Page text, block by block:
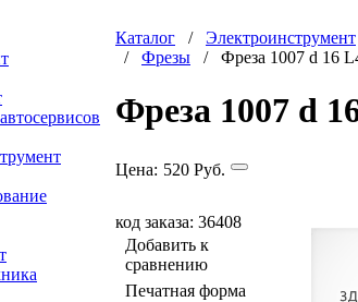
Каталог / Электроинструмент
/ Фрезы / Фреза 1007 d 16
Фреза 1007 d
Цена: 520 Руб.
код заказа: 36408
Добавить к
сравнению
Печатная форма